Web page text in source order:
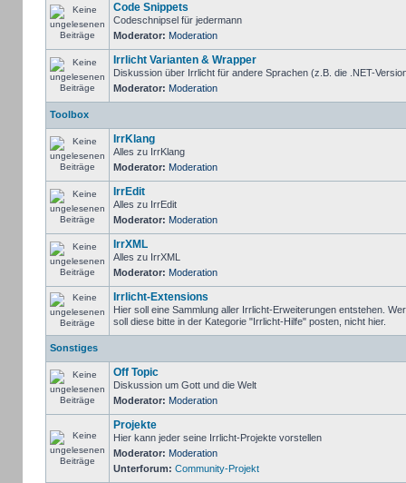
Code Snippets
Codeschnipsel für jedermann
Moderator: Moderation
Irrlicht Varianten & Wrapper
Diskussion über Irrlicht für andere Sprachen (z.B. die .NET-
Moderator: Moderation
Toolbox
IrrKlang
Alles zu IrrKlang
Moderator: Moderation
IrrEdit
Alles zu IrrEdit
Moderator: Moderation
IrrXML
Alles zu IrrXML
Moderator: Moderation
Irrlicht-Extensions
Hier soll eine Sammlung aller Irrlicht-Erweiterungen entstehen.
soll diese bitte in der Kategorie "Irrlicht-Hilfe" posten, nicht hier.
Sonstiges
Off Topic
Diskussion um Gott und die Welt
Moderator: Moderation
Projekte
Hier kann jeder seine Irrlicht-Projekte vorstellen
Moderator: Moderation
Unterforum: Community-Projekt